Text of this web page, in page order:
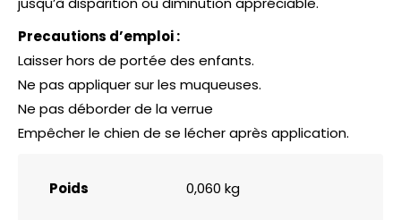
Precautions d’emploi :
Laisser hors de portée des enfants.
Ne pas appliquer sur les muqueuses.
Ne pas déborder de la verrue
Empêcher le chien de se lécher après application.
Poids 0,060 kg